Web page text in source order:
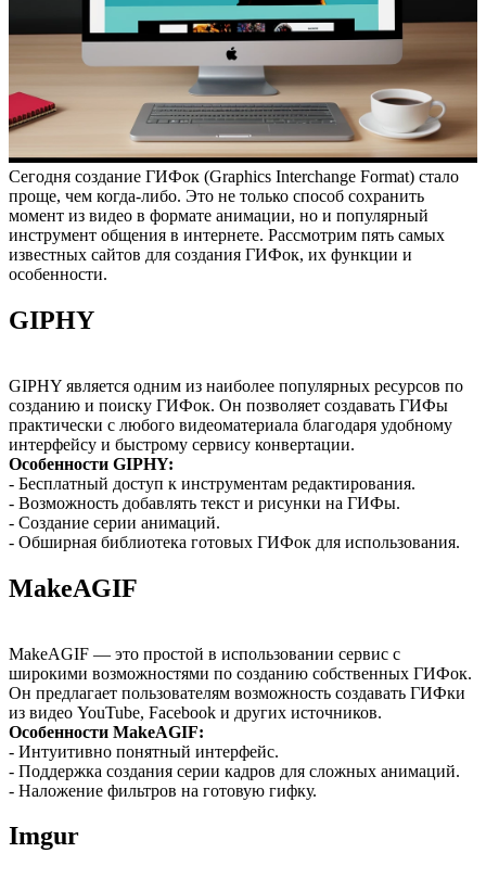
Сегодня создание ГИФок (Graphics Interchange Format) стало
проще, чем когда-либо. Это не только способ сохранить
момент из видео в формате анимации, но и популярный
инструмент общения в интернете. Рассмотрим пять самых
известных сайтов для создания ГИФок, их функции и
особенности.
GIPHY
GIPHY является одним из наиболее популярных ресурсов по
созданию и поиску ГИФок. Он позволяет создавать ГИФы
практически с любого видеоматериала благодаря удобному
интерфейсу и быстрому сервису конвертации.
Особенности GIPHY:
- Бесплатный доступ к инструментам редактирования.
- Возможность добавлять текст и рисунки на ГИФы.
- Создание серии анимаций.
- Обширная библиотека готовых ГИФок для использования.
MakeAGIF
MakeAGIF — это простой в использовании сервис с
широкими возможностями по созданию собственных ГИФок.
Он предлагает пользователям возможность создавать ГИФки
из видео YouTube, Facebook и других источников.
Особенности MakeAGIF:
- Интуитивно понятный интерфейс.
- Поддержка создания серии кадров для сложных анимаций.
- Наложение фильтров на готовую гифку.
Imgur